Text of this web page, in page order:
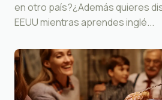
en otro país?¿Además quieres
EEUU mientras aprendes inglé...